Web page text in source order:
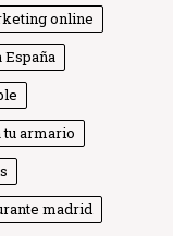
online
España
armario
madrid